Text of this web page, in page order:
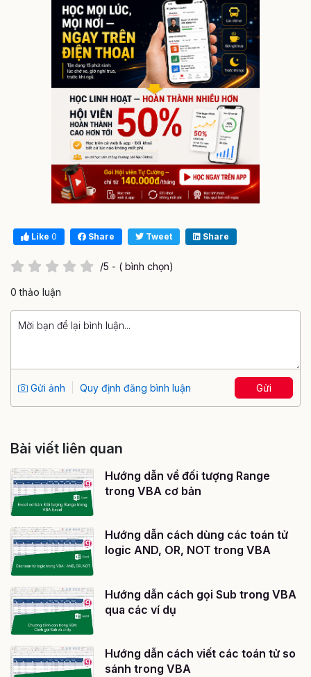
Like 0 Share Tweet Share
/5 - ( bình chọn)
0 thảo luận
Gửi ảnh Quy định đăng bình luận Gửi
Bài viết liên quan
Hướng dẫn về đối tượng Range
trong VBA cơ bản
Hướng dẫn cách dùng các toán tử
logic AND, OR, NOT trong VBA
Hướng dẫn cách gọi Sub trong VBA
qua các ví dụ
Hướng dẫn cách viết các toán tử so
sánh trong VBA